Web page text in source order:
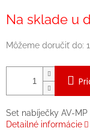
cena:
Na sklade u
Môžeme doručiť do:
Set nabíječky AV-
Detailné informácie